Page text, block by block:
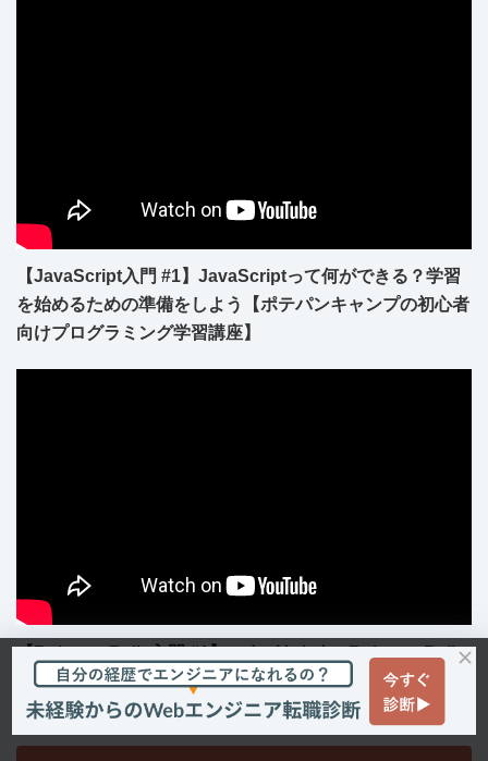
【JavaScript入門 #1】JavaScriptって何ができる？学習
を始めるための準備をしよう【ポテパンキャンプの初心者
向けプログラミング学習講座】
【Ruby on Rails入門 #1】つまづきやすいRuby on Rails
のインストール手順を解説します【ポテパンキャンプの初
心者向けプログラミング学習講座】